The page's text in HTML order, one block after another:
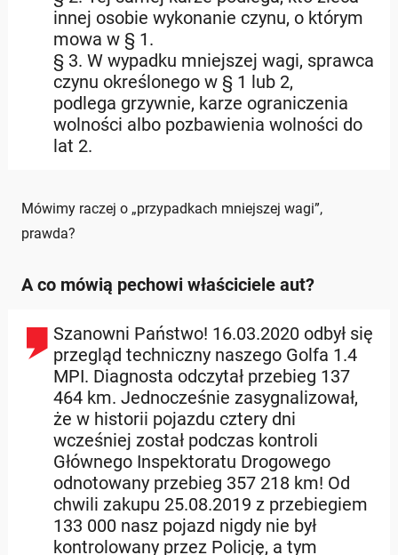
innej osobie wykonanie czynu, o którym
mowa w § 1.
§ 3. W wypadku mniejszej wagi, sprawca
czynu określonego w § 1 lub 2,
podlega grzywnie, karze ograniczenia
wolności albo pozbawienia wolności do
lat 2.
Mówimy raczej o „przypadkach mniejszej wagi”,
prawda?
A co mówią pechowi właściciele aut?
Szanowni Państwo! 16.03.2020 odbył się
przegląd techniczny naszego Golfa 1.4
MPI. Diagnosta odczytał przebieg 137
464 km. Jednocześnie zasygnalizował,
że w historii pojazdu cztery dni
wcześniej został podczas kontroli
Głównego Inspektoratu Drogowego
odnotowany przebieg 357 218 km! Od
chwili zakupu 25.08.2019 z przebiegiem
133 000 nasz pojazd nigdy nie był
kontrolowany przez Policję, a tym